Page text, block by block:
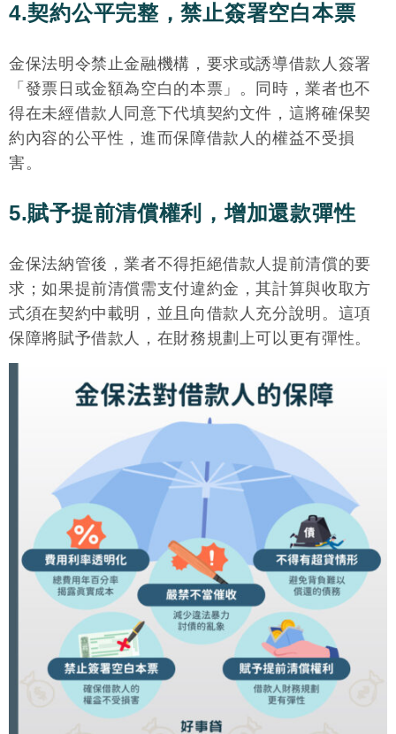
4.契約公平完整，禁止簽署空白本票
金保法明令禁止金融機構，要求或誘導借款人簽署
「發票日或金額為空白的本票」。同時，業者也不
得在未經借款人同意下代填契約文件，這將確保契
約內容的公平性，進而保障借款人的權益不受損
害。
5.賦予提前清償權利，增加還款彈性
金保法納管後，業者不得拒絕借款人提前清償的要
求；如果提前清償需支付違約金，其計算與收取方
式須在契約中載明，並且向借款人充分說明。這項
保障將賦予借款人，在財務規劃上可以更有彈性。